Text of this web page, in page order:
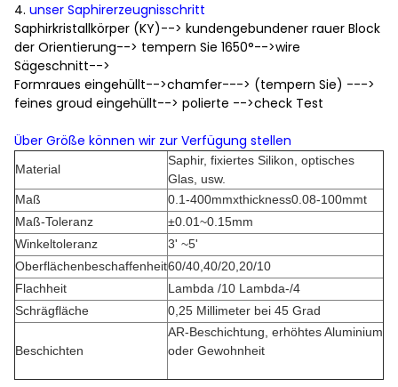
4. unser Saphirerzeugnisschritt
Saphirkristallkörper (KY)--> kundengebundener rauer Block
der Orientierung--> tempern Sie 1650°-->wire
Sägeschnitt-->
Formraues eingehüllt-->chamfer---> (tempern Sie) --->
feines groud eingehüllt--> polierte -->check Test
Über Größe können wir zur Verfügung stellen
Material
Saphir, fixiertes Silikon, optisches
Glas, usw.
Maß
0.1-400mmxthickness0.08-100mmt
Maß-Toleranz
±0.01~0.15mm
Winkeltoleranz
3' ~5'
Oberflächenbeschaffenheit60/40,40/20,20/10
Flachheit
Lambda /10 Lambda-/4
Schrägfläche
0,25 Millimeter bei 45 Grad
Beschichten
AR-Beschichtung, erhöhtes Aluminium
oder Gewohnheit